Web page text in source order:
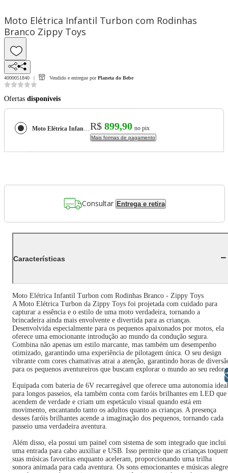
Moto Elétrica Infantil Turbon com Rodinhas
Branco Zippy Toys
4000051840 Vendido e entregue por Planeta do Bebe
Ofertas disponíveis
Moto Elétrica Infantil Turbon com Rodinhas Branco Zippy ToysR$ 899,90 no pix
Mais formas de pagamento
Consultar Entrega e retira
Características
Moto Elétrica Infantil Turbon com Rodinhas Branco - Zippy Toys
A Moto Elétrica Turbon da Zippy Toys foi projetada com cuidado para
capturar a essência e o estilo de uma moto verdadeira, tornando a
brincadeira ainda mais envolvente e divertida para as crianças.
Desenvolvida especialmente para os pequenos apaixonados por motos, ela
oferece uma emocionante introdução ao mundo da condução segura.
Combina não apenas um estilo marcante, mas também um desempenho
otimizado, garantindo uma experiência de pilotagem única. O seu design
vibrante com cores chamativas atrai a atenção, garantindo horas de
para os pequenos aventureiros que buscam explorar o mundo ao seu redor.
Equipada com bateria de 6V recarregável que oferece uma autonomia ideal
para longos passeios, ela também conta com faróis brilhantes em LED que
acendem de verdade e criam um espetáculo visual quando está em
movimento, encantando tanto os adultos quanto as crianças. A presença
desses faróis brilhantes acende a imaginação dos pequenos, tornando cada
passeio uma verdadeira aventura.
Além disso, ela possui um painel com sistema de som integrado que inclui
uma entrada para cabo auxiliar e USB. Isso permite que as crianças
suas músicas favoritas enquanto aceleram, proporcionando uma trilha
sonora animada para cada aventura. Os sons emocionantes e músicas